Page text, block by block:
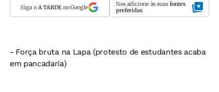
Siga o A TARDEno Google Nos adicione às suas fontes
preferidas
- Força bruta na Lapa (protesto de estudantes acaba
em pancadaria)